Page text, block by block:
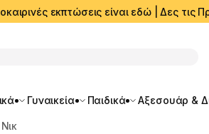
εκπτώσεις είναι εδώ | Δες τις
Γυναικεία Παιδικά Αξεσουάρ &